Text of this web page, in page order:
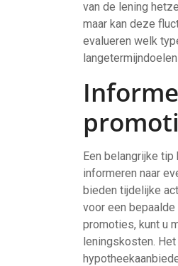
van de lening
maar kan deze
evalueren welk
Een belangrijke
informeren naar
bieden tijdelijke
voor een
promoties, kunt u
leningskosten.